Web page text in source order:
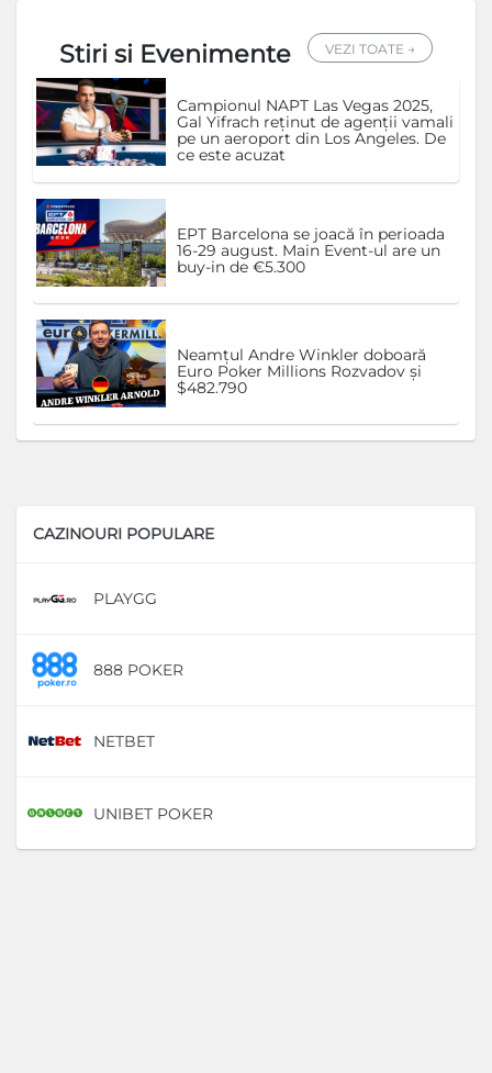
Stiri si Evenimente VEZI TOATE →
Campionul NAPT Las Vegas 2025,
Gal Yifrach reținut de agenții vamali
pe un aeroport din Los Angeles. De
ce este acuzat
EPT Barcelona se joacă în perioada
16-29 august. Main Event-ul are un
buy-in de €5.300
Neamțul Andre Winkler doboară
Euro Poker Millions Rozvadov și
$482.790
CAZINOURI POPULARE
PLAYGG
888 POKER
NETBET
UNIBET POKER